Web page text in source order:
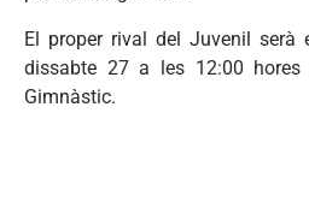
El proper rival del Juvenil serà
dissabte 27 a les 12:00 hores
Gimnàstic.